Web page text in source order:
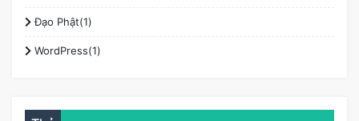
Đạo Phật(1)
WordPress(1)